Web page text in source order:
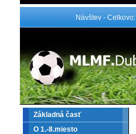
Návštev - Celkovo:
Základná časť
O 1.-8.miesto